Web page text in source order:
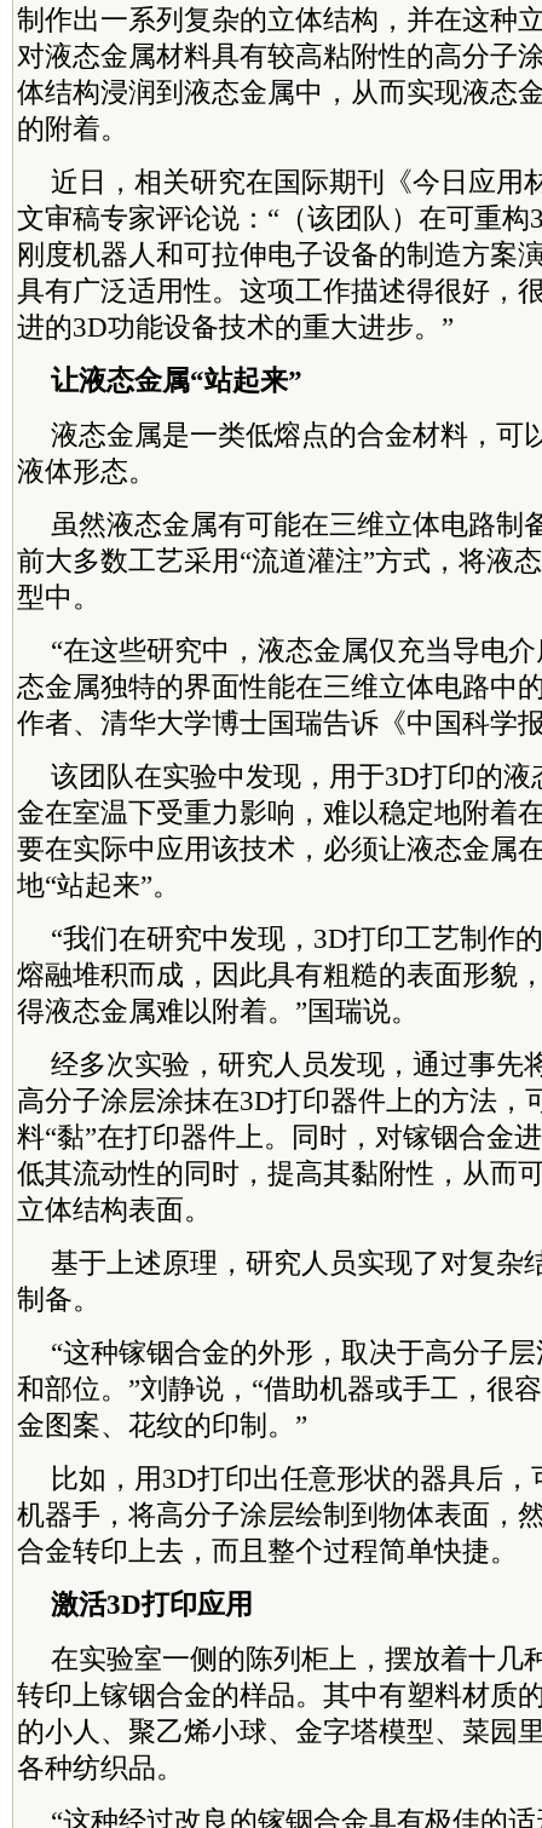
制作出一系列复杂的立体结构，并在这种
对液态金属材料具有较高粘附性的高分子
体结构浸润到液态金属中，从而实现液态
的附着。
近日，相关研究在国际期刊《今日应用
文审稿专家评论说：“（该团队）在可重构
刚度机器人和可拉伸电子设备的制造方案
具有广泛适用性。这项工作描述得很好，
进的3D功能设备技术的重大进步。”
让液态金属“站起来”
液态金属是一类低熔点的合金材料，可
液体形态。
虽然液态金属有可能在三维立体电路制
前大多数工艺采用“流道灌注”方式，将液
型中。
“在这些研究中，液态金属仅充当导电
态金属独特的界面性能在三维立体电路中
作者、清华大学博士国瑞告诉《中国科学
该团队在实验中发现，用于3D打印的
金在室温下受重力影响，难以稳定地附着
要在实际中应用该技术，必须让液态金属
地“站起来”。
“我们在研究中发现，3D打印工艺制作
熔融堆积而成，因此具有粗糙的表面形貌
得液态金属难以附着。”国瑞说。
经多次实验，研究人员发现，通过事先
高分子涂层涂抹在3D打印器件上的方法，
料“黏”在打印器件上。同时，对镓铟合金
低其流动性的同时，提高其黏附性，从而
立体结构表面。
基于上述原理，研究人员实现了对复杂
制备。
“这种镓铟合金的外形，取决于高分子
和部位。”刘静说，“借助机器或手工，很
金图案、花纹的印制。”
比如，用3D打印出任意形状的器具后
机器手，将高分子涂层绘制到物体表面，
合金转印上去，而且整个过程简单快捷。
激活3D打印应用
在实验室一侧的陈列柜上，摆放着十几
转印上镓铟合金的样品。其中有塑料材质
的小人、聚乙烯小球、金字塔模型、菜园
各种纺织品。
“这种经过改良的镓铟合金具有极佳的